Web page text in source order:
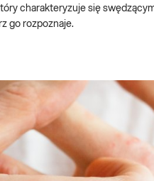
charakteryzuje się
go rozpoznaje.